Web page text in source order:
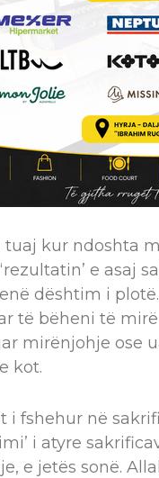
kur ndoshta
e asaj
dështim i
të bëheni të
mirënjohje ose
kot.
i fshehur në
i atyre
e jetës sonë.